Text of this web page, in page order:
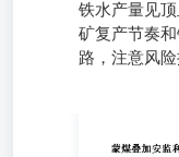
铁水产量见
矿复产节奏
路，注意风险
期货 行情复